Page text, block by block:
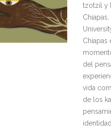
tzotzil y
del
vida
de los